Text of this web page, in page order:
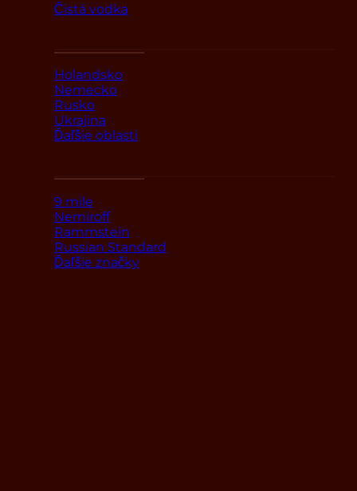
Čistá vodka
Holandsko
Nemecko
Rusko
Ukrajina
Ďaľšie oblasti
9 mile
Nemiroff
Rammstein
Russian Standard
Ďaľšie značky